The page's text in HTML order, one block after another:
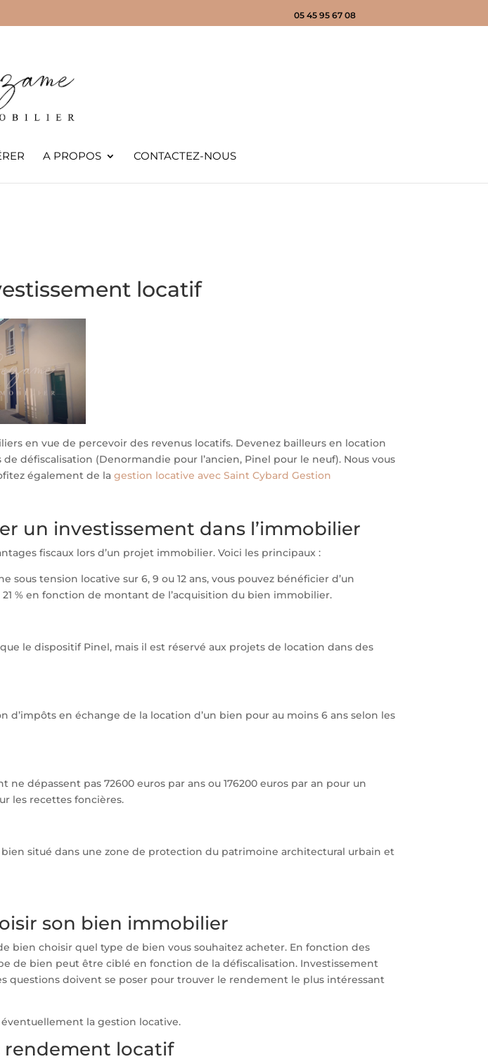
05 45 95 67 08
A PROPOS CONTACTEZ-NOUS
locatif
en vue de percevoir des revenus locatifs. Devenez bailleurs en location
défiscalisation (Denormandie pour l’ancien, Pinel pour le neuf). Nous vous
également de la gestion locative avec Saint Cybard Gestion
un investissement dans l’immobilier
fiscaux lors d’un projet immobilier. Voici les principaux :
sous tension locative sur 6, 9 ou 12 ans, vous pouvez bénéficier d’un
% en fonction de montant de l’acquisition du bien immobilier.
le dispositif Pinel, mais il est réservé aux projets de location dans des
d’impôts en échange de la location d’un bien pour au moins 6 ans selon les
dépassent pas 72600 euros par ans ou 176200 euros par an pour un
les recettes foncières.
situé dans une zone de protection du patrimoine architectural urbain et
son bien immobilier
choisir quel type de bien vous souhaitez acheter. En fonction des
de bien peut être ciblé en fonction de la défiscalisation. Investissement
questions doivent se poser pour trouver le rendement le plus intéressant
la gestion locative.
rendement locatif